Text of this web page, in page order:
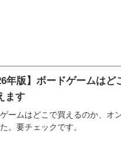
年版】ボードゲームは
ます
ームはどこで買えるのか、オ
。要チェックです。